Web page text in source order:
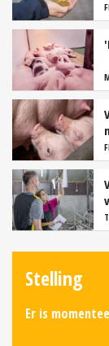
Stelling
Er is